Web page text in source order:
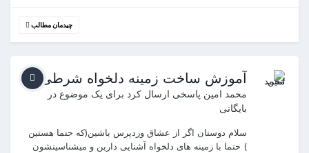
چیدمان مطالب
آموزش ساخت زمینه دلخواه شرطی!
محمد امین پاسخی ارسال کرد برای یک موضوع در
بایگانی
سلام دوستان اگر از عشاق وردپرس باشین(که حتما هستین
) حتما با زمینه های دلخواه آشنایی دارین و میشناسینشون